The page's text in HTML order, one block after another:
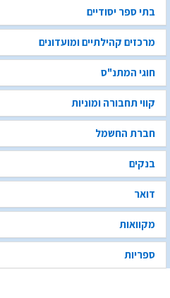
בתי ספר יסודיים
מרכזים קהילתיים ומועדונים
חוגי המתנ"ס
קווי תחבורה ומוניות
חברת החשמל
בנקים
דואר
מקוואות
ספריות